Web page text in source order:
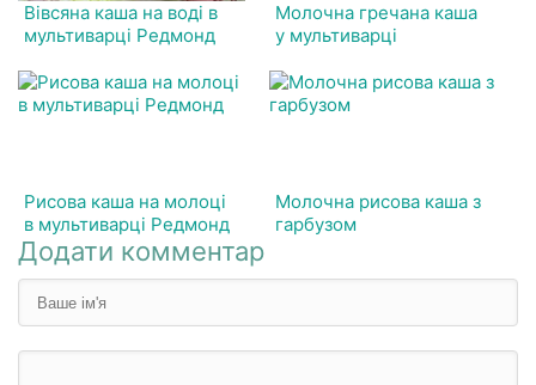
Вівсяна каша на воді в
мультиварці Редмонд
Молочна гречана каша
у мультиварці
Рисова каша на молоці
в мультиварці Редмонд
Молочна рисова каша з
гарбузом
Додати комментар